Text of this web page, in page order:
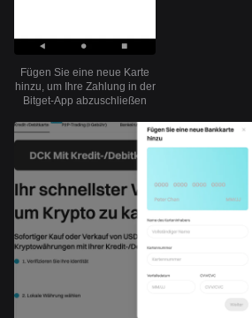
Fügen Sie eine neue Karte
hinzu, um Ihre Zahlung in der
Bitget-App abzuschließen